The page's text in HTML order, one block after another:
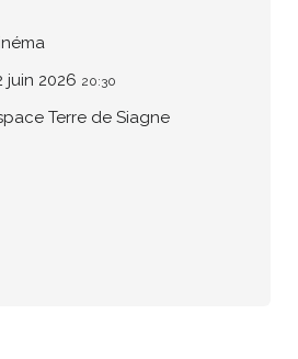
juin 2026 20:30
Terre de Siagne